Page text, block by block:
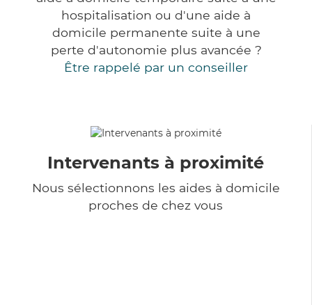
hospitalisation ou d'une aide à
domicile permanente suite à une
perte d'autonomie plus avancée ?
Être rappelé par un conseiller
Intervenants à proximité
Nous sélectionnons les aides à domicile
proches de chez vous